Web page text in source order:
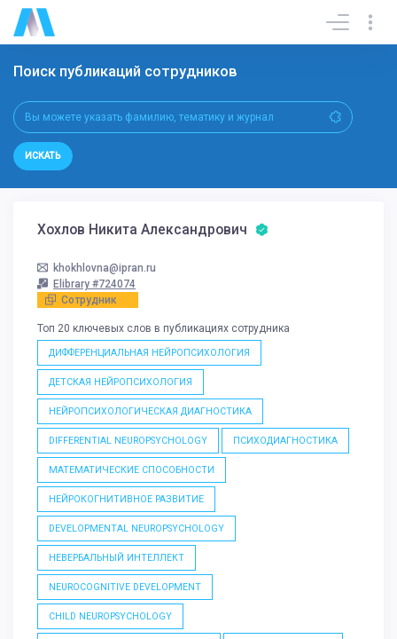
Поиск публикаций сотрудников
ИСКАТЬ
Хохлов Никита Александрович
khokhlovna@ipran.ru
Elibrary #724074
Сотрудник
Топ 20 ключевых слов в публикациях сотрудника
ДИФФЕРЕНЦИАЛЬНАЯ НЕЙРОПСИХОЛОГИЯ
ДЕТСКАЯ НЕЙРОПСИХОЛОГИЯ
НЕЙРОПСИХОЛОГИЧЕСКАЯ ДИАГНОСТИКА
DIFFERENTIAL NEUROPSYCHOLOGY ПСИХОДИАГНОСТИКА
МАТЕМАТИЧЕСКИЕ СПОСОБНОСТИ
НЕЙРОКОГНИТИВНОЕ РАЗВИТИЕ
DEVELOPMENTAL NEUROPSYCHOLOGY
НЕВЕРБАЛЬНЫЙ ИНТЕЛЛЕКТ
NEUROCOGNITIVE DEVELOPMENT
CHILD NEUROPSYCHOLOGY